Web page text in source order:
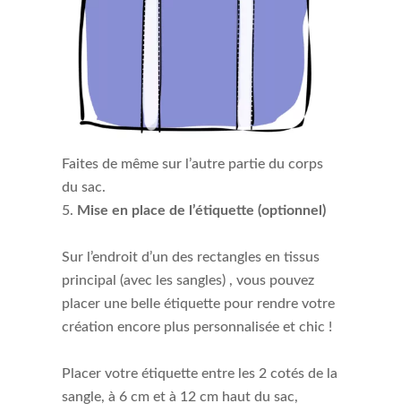
Faites de même sur l’autre partie du corps
du sac.
Mise en place de l’étiquette (optionnel)
Sur l’endroit d’un des rectangles en tissus
principal (avec les sangles) , vous pouvez
placer une belle étiquette pour rendre votre
création encore plus personnalisée et chic !
Placer votre étiquette entre les 2 cotés de la
sangle, à 6 cm et à 12 cm haut du sac,